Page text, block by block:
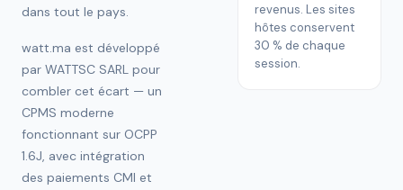
dans tout le pays.
watt.ma est développé
par WATTSC SARL pour
combler cet écart — un
CPMS moderne
fonctionnant sur OCPP
1.6J, avec intégration
des paiements CMI et
revenus. Les sites
hôtes conservent
30 % de chaque
session.